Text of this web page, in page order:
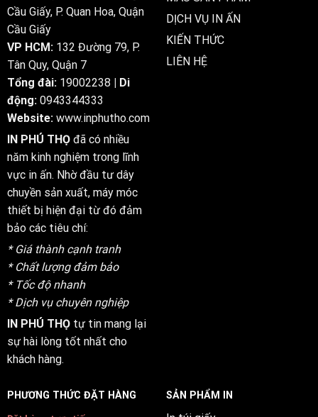
Cầu Giấy, P. Quan Hoa, Quận
Cầu Giấy
VP HCM: 132 Đường 79, P.
Tân Quy, Quận 7
Tổng đài: 19002238 | Di
động: 0943344333
Website: www.inphutho.com
IN PHÚ THỌ đã có nhiều
năm kinh nghiệm trong lĩnh
vực in ấn. Nhờ đầu tư dây
chuyền sản xuất, máy móc
thiết bị hiện đại từ đó đảm
bảo các tiêu chí:
* Giá thành cạnh tranh
* Chất lượng đảm bảo
* Tốc độ nhanh
* Dịch vụ chuyên nghiệp
IN PHÚ THỌ tự tin mang lại
sự hài lòng tốt nhất cho
khách hàng.
DỊCH VỤ IN ẤN
KIẾN THỨC
LIÊN HỆ
PHƯƠNG THỨC ĐẶT HÀNG SẢN PHẨM IN